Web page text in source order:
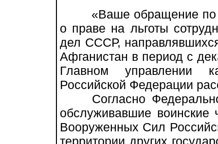
«Ваше обращение по
о праве на льготы
дел СССР,
Афганистан в период с
Главном управлении
Российской Федерации
Согласно
обслуживавшие
Вооруженных Сил
территории других